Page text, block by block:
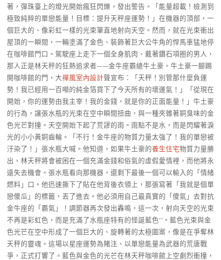
著，彈珠臺上的燈光開始瘋狂閃爍，發出警告。「能量超載！檢測到
極致純粹的單戀能量！目標：提升天秤座運勢！」在機器的頂部，一
個巨大的、像彩虹一樣的光束筆直地射向天空。然而，就在光束衝出
屋頂的一瞬間，一輛塗滿了金色、裝飾著巨大公牛角的悍馬車猛地停
在咖啡館門口。駕駛座上走下一個全身肌肉、戴著鑽石項圈的男人，
那人正是林天秤的狂熱追求者——金牛座霸總牛土豪。牛土豪一腳踢
開咖啡館的門，大禪風室內設計聲宣布：「天秤！別管那什麼負運
勢！我已經用一百噸的純金箔買下了今天所有的壞運氣！」「從現在
開始，你的運勢由我主宰！我的金錢，就是你的正面能量！」牛土豪
的行為，讓張水瓶的光束在空中瞬間扭曲，與一種夾雜著銅臭味的金
色光芒對撞。天空開始下起了荒謬的雨。雨點不是水，而是閃耀著淚
光的小小黃銅齒輪。「不行！金牛座的物質力量太強了！我的單戀被
汙染了！」張水瓶大喊。他知道，如果牛土豪的養生住宅物質力量勝
出，林天秤將會被困在一個充滿金錢和俗氣的虛假愛情裡，而他將永
遠失去機會。張水瓶看向那機器，還剩下最後一個可以輸入的「情緒
燃料」口。他迅速撕下了貼在他背後衣領上，那張寫著「我就是個單
戀傻瓜」的標籤，丟了進去。他必須用自己最真實的「傻氣」去對抗
金牛座的「霸氣」！調節器再次發出轟鳴，這一次，射向天空的光束
不再是彩虹色，而是充滿了水瓶座特有的怪誕藍色**。藍色光束與金
色光芒在空中形成了一個巨大的、旋轉著的太極圖案，像是在爭奪林
天秤的靈魂。這場以星座運勢為賭注、以單戀能量為武器的荒唐戰
爭，正式打響了。藍色與金色的光芒在林天秤咖啡館上空劇烈衝撞，